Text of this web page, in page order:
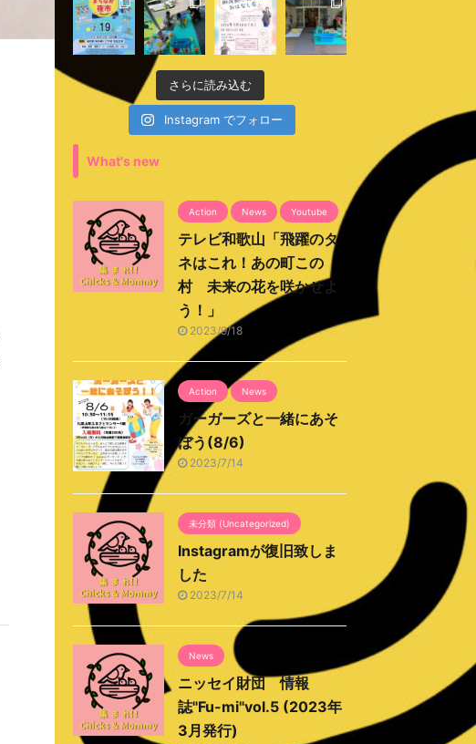
さらに読み込む
Instagram でフォロー
What's new
Action News Youtube
テレビ和歌山「飛躍のタ
ネはこれ！あの町この
村 未来の花を咲かせよ
う！」
2023/9/18
Action News
ガーガーズと一緒にあそ
ぼう(8/6)
2023/7/14
未分類 (Uncategorized)
Instagramが復旧致しま
した
2023/7/14
News
ニッセイ財団 情報
誌"Fu-mi"vol.5 (2023年
3月発行)